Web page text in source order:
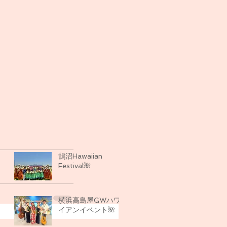
鵠沼Hawaiian
Festival🌺
横浜高島屋GWハワ
イアンイベント🌺